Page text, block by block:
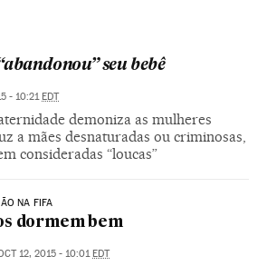
seu bebê
- 10:21EDT
demoniza as mulheres
a mães desnaturadas ou criminosas,
consideradas “loucas”
NA FIFA
dormem bem
12, 2015 - 10:01EDT